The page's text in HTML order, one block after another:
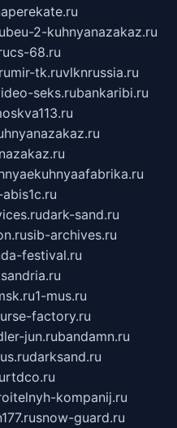
2-kuhnyanazakaz.ru
cs-68.ru
mir-tk.ruvlknrussia.ru
seks.rubankaribi.ru
dark-sand.ru
sib-archives.ru
festival.ru
1-mus.ru
factory.ru
jun.rubandamn.ru
darksand.ru
rtdco.ru
kompanij.ru
snow-guard.ru